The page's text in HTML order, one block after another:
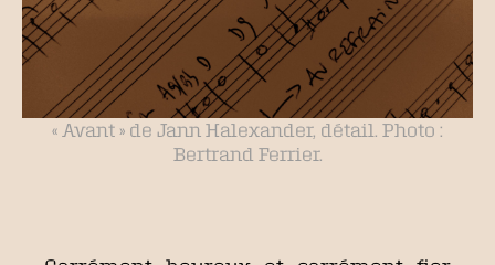
« Avant » de Jann Halexander, détail. Photo :
Bertrand Ferrier.